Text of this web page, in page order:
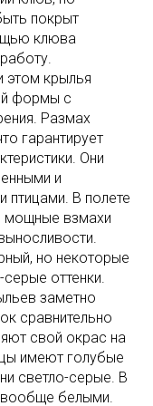
покрыт
клюва
этом крылья
формы с
Размах
гарантирует
Они
и
птицами. В полете
мощные взмахи
но некоторые
оттенки.
заметно
сравнительно
свой окрас на
имеют голубые
светло-серые. В
белыми.